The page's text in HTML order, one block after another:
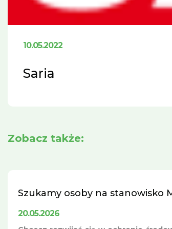
10.05.2022
Saria
Zobacz także:
Szukamy osoby na stanowisko
20.05.2026